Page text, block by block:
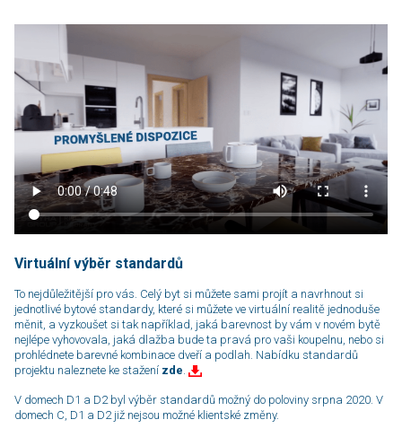
Virtuální výběr standardů
To nejdůležitější pro vás. Celý byt si můžete sami projít a navrhnout si
jednotlivé by­to­vé standardy, které si můžete ve virtuální realitě jednoduše
měnit, a vyzkoušet si tak například, jaká barevnost by vám v novém bytě
nejlépe vyhovovala, jaká dlažba bude ta pravá pro vaši koupelnu, nebo si
prohlédnete barevné kombinace dveří a podlah. Nabídku standardů
projektu naleznete ke stažení zde
V domech D1 a D2 byl výběr standardů možný do poloviny srpna 2020. V
domech C, D1 a D2 již nejsou možné klientské změny.